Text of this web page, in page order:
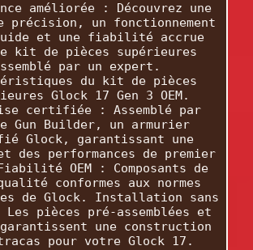
améliorée : Découvrez une
précision, un fonctionnement
et une fiabilité accrue
kit de pièces supérieures
par un expert.
du kit de pièces
Glock 17 Gen 3 OEM.
certifiée : Assemblé par
Gun Builder, un armurier
Glock, garantissant une
des performances de premier
OEM : Composants de
conformes aux normes
de Glock. Installation sans
pièces pré-assemblées et
une construction
pour votre Glock 17.